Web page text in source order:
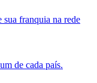
franquia na rede
de cada país.